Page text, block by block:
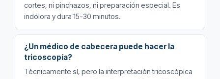
cortes, ni pinchazos, ni preparación especial. Es
indólora y dura 15-30 minutos.
¿Un médico de cabecera puede hacer la
tricoscopía?
Técnicamente sí, pero la interpretación tricoscópica